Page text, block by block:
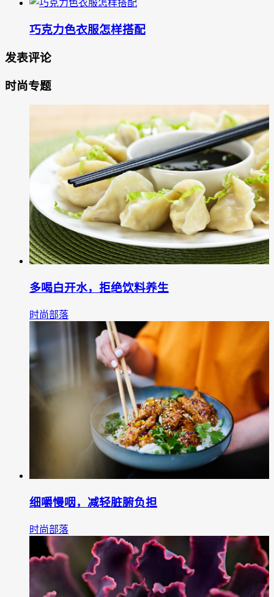
巧克力色衣服怎样搭配
发表评论
时尚专题
多喝白开水，拒绝饮料养生
时尚部落
细嚼慢咽，减轻脏腑负担
时尚部落